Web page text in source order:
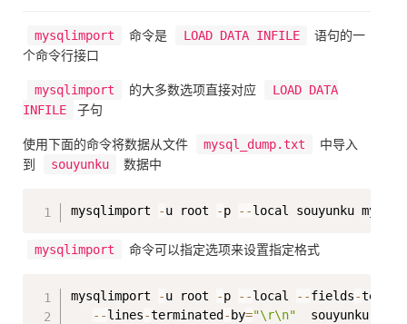
mysqlimport 命令是 LOAD DATA INFILE
语句的一
个命令行接口
mysqlimport 的大多数选项直接对应
LOAD DATA
INFILE
子句
使用下面的命令将数据从文件 mysql_dump.txt
中导入
到
souyunku 数据中
mysqlimport -u root -p - -local souyunkuCopy
mysqlimport 命令可以指定选项来设置指定格式
mysqlimport -u root -p - -local - -fields-
- -lines-terminated-by="\r\n"
souyunku
Copy